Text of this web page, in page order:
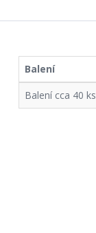
Balení
Balení cca 40 ks